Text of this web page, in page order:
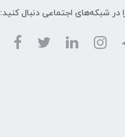
در شبکه‌های اجتماعی دنبال کنید: